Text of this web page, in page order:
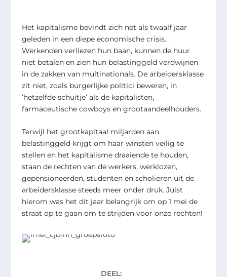
Het kapitalisme bevindt zich net als twaalf jaar
geleden in een diepe economische crisis.
Werkenden verliezen hun baan, kunnen de huur
niet betalen en zien hun belastinggeld verdwijnen
in de zakken van multinationals. De arbeidersklasse
zit niet, zoals burgerlijke politici beweren, in
‘hetzelfde schuitje’ als de kapitalisten,
farmaceutische cowboys en grootaandeelhouders.
Terwijl het grootkapitaal miljarden aan
belastinggeld krijgt om haar winsten veilig te
stellen en het kapitalisme draaiende te houden,
staan de rechten van de werkers, werklozen,
gepensioneerden, studenten en scholieren uit de
arbeidersklasse steeds meer onder druk. Juist
hierom was het dit jaar belangrijk om op 1 mei de
straat op te gaan om te strijden voor onze rechten!
DEEL: